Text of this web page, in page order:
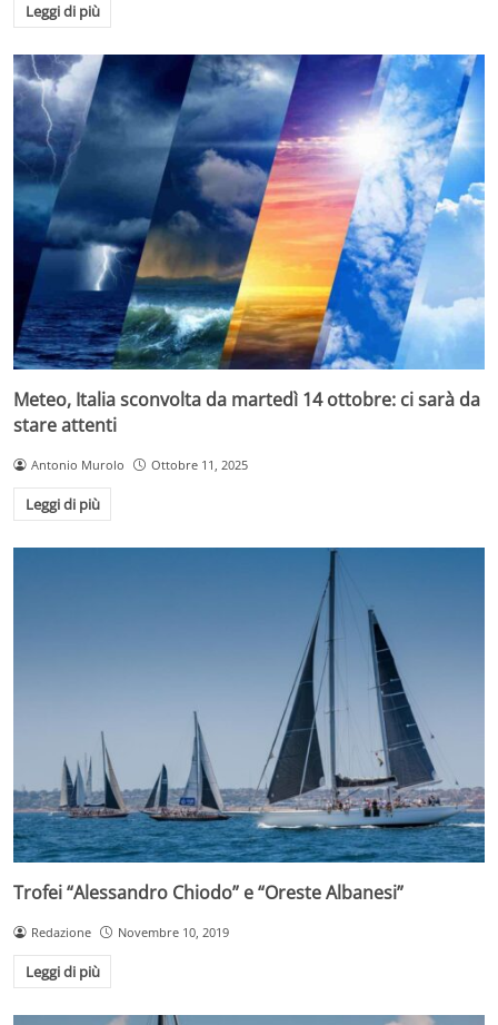
sfida delle giornate instabili: piogge, vento e cieli grigi
fanno parte del paesaggio, e chi saprà organizzarsi
potrà comunque approfittare dei momenti di tregua
per trascorrere un ponte di Ognissanti piacevole e
sicuro.
Leggi di più
Meteo, Italia sconvolta da martedì 14 ottobre: ci sarà da
stare attenti
Antonio Murolo Ottobre 11, 2025
Leggi di più
Trofei “Alessandro Chiodo” e “Oreste Albanesi”
Redazione Novembre 10, 2019
Leggi di più